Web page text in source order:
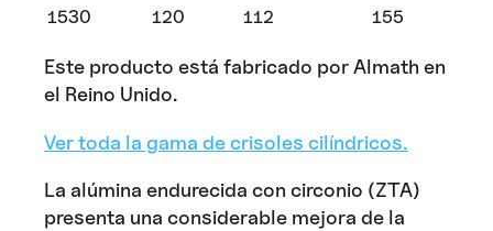
1530 120 112 155
Este producto está fabricado por Almath en
el Reino Unido.
Ver toda la gama de crisoles cilíndricos.
La alúmina endurecida con circonio (ZTA)
presenta una considerable mejora de la